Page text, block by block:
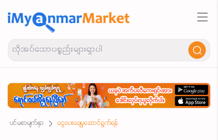
ပင်မစာမျက်နှာ ငွေပေးချေမှုဆောင်ရွက်ရန်